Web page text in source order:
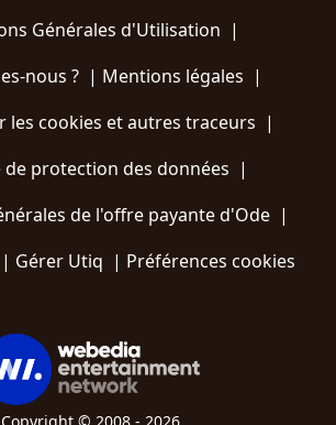
Générales d'Utilisation |
nous ?| Mentions légales |
les cookies et autres traceurs |
de protection des données |
de l'offre payante d'Ode |
| Gérer Utiq | Préférences cookies